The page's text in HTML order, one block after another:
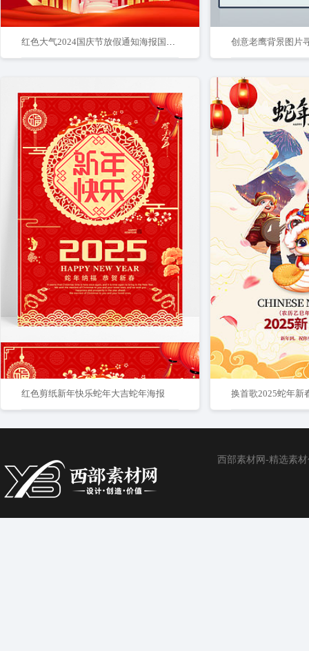
红色大气2024国庆节放假通知海报国庆放假通知
红色剪纸新年快乐蛇年大吉蛇年海报 换首歌2025蛇年新
西部素材网-精选素